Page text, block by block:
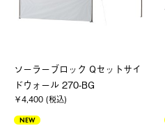
ソーラーブロック Qセットサイ
ドウォール 270-BG
￥4,400 (税込)
NEW